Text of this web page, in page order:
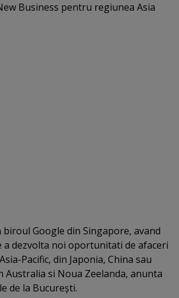
Business pentru regiunea Asia
biroul Google din Singapore, avand
a dezvolta noi oportunitati de afaceri
Pacific, din Japonia, China sau
Australia si Noua Zeelanda, anunta
de la Bucureşti.